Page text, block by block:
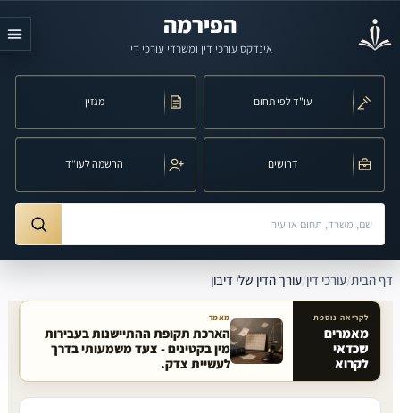
הפירמה
אינדקס עורכי דין ומשרדי עורכי דין
עו"ד לפי תחום מגזין
דרושים הרשמה לעו"ד
חיפוש לפי שם, משרד, תחום משפט או עיר
דף הבית/עורכי דין/עורך הדין שלי דיבון
מאמרים קשורים באתר
לקריאה נוספת
מאמרים
שכדאי
לקרוא
מאמר
הארכת תקופת ההתיישנות בעבירות
מין בקטינים - צעד משמעותי בדרך
לעשיית צדק.